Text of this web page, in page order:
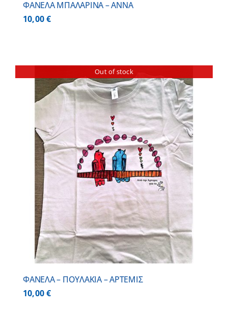
ΦΑΝΕΛΑ ΜΠΑΛΑΡΙΝΑ – ΑΝΝΑ
10,00€
Out of stock
ΦΑΝΕΛΑ – ΠΟΥΛΑΚΙΑ – ΑΡΤΕΜΙΣ
10,00€